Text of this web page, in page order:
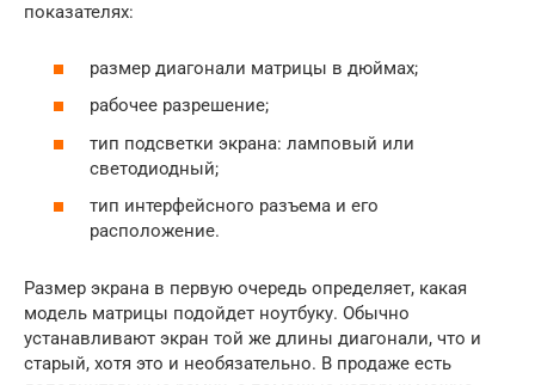
показателях:
размер диагонали матрицы в дюймах;
рабочее разрешение;
тип подсветки экрана: ламповый или
светодиодный;
тип интерфейсного разъема и его
расположение.
Размер экрана в первую очередь определяет, какая
модель матрицы подойдет ноутбуку. Обычно
устанавливают экран той же длины диагонали, что и
старый, хотя это и необязательно. В продаже есть